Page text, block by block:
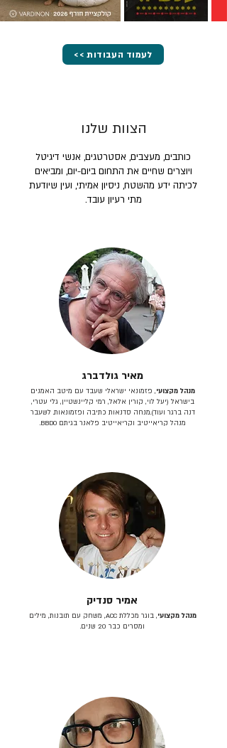
<< לעמוד העבודות
הצוות שלנו
כותבים, מעצבים, אסטרטגים, אנשי דיגיטל
ויוצרים שחיים את התחום ביום-יום, ומביאים
לכיתה ידע מהשטח, ניסיון אמיתי, ועין שיודעת
מתי רעיון עובד.
מאיר גולדברג
מנהל מקצועי, פזמונאי ישראלי שעבד עם מיטב האמנים
בישראל (יעל לוי, קורין אלאל, רמי קליינשטיין, גלי עטרי,
דנה ברגר ועוד).מנחה סדנאות כתיבה ופזמונאות. לשעבר
מנהל קריאייטיב וקריאייטיב פלאנר בגיתם BBDO.
אמיר סנדיק
מנהל מקצועי
, בוגר מכללת ACC, משחק עם תובנות, מילים
ומסרים כבר 20 שנים.